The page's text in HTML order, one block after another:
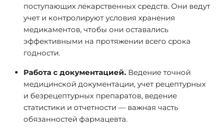
поступающих лекарственных средств. Они ведут
учет и контролируют условия хранения
медикаментов, чтобы они оставались
эффективными на протяжении всего срока
годности.
Работа с документацией. Ведение точной
медицинской документации, учет рецептурных
и безрецептурных препаратов, ведение
статистики и отчетности — важная часть
обязанностей фармацевта.